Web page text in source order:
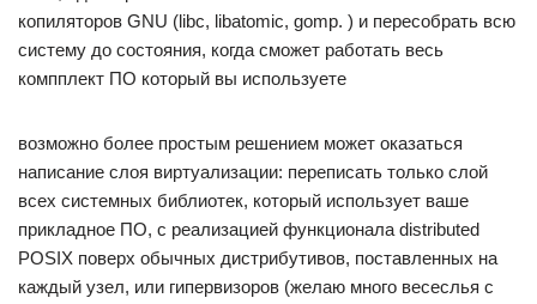
копиляторов GNU (libc, libatomic, gomp. ) и пересобрать всю
систему до состояния, когда сможет работать весь
компплект ПО который вы используете
возможно более простым решением может оказаться
написание слоя виртуализации: переписать только слой
всех системных библиотек, который использует ваше
прикладное ПО, с реализацией функционала distributed
POSIX поверх обычных дистрибутивов, поставленных на
каждый узел, или гипервизоров (желаю много весеслья с